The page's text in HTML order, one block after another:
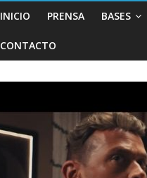
INICIO PRENSA BASES
CONTACTO